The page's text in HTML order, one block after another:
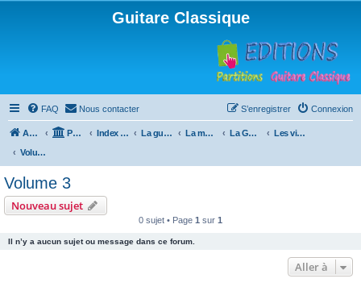
Guitare Classique
FAQ Nous contacter Connexion
S’enregistrer
Accueil Portail Index du forum La guitare : instrument, cours et théorie La méthode à Paulo La Guitare, Paulo da Fontoura
Les vidéos de la méthode
Volume 3
Volume 3
Nouveau sujet
0 sujet • Page 1 sur 1
Il n’y a aucun sujet ou message dans ce forum.
Aller à